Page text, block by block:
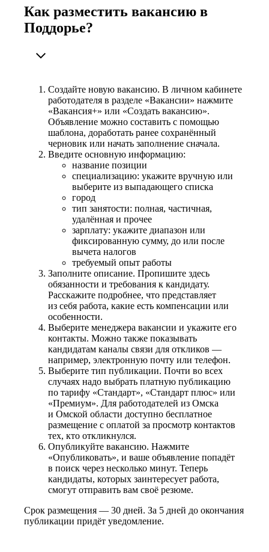
Как разместить вакансию в
Поддорье?
Создайте новую вакансию. В личном кабинете
работодателя в разделе «Вакансии» нажмите
«Вакансия+» или «Создать вакансию».
Объявление можно составить с помощью
шаблона, доработать ранее сохранённый
черновик или начать заполнение сначала.
Введите основную информацию:
название позиции
специализацию: укажите вручную или
выберите из выпадающего списка
город
тип занятости: полная, частичная,
удалённая и прочее
зарплату: укажите диапазон или
фиксированную сумму, до или после
вычета налогов
требуемый опыт работы
Заполните описание. Пропишите здесь
обязанности и требования к кандидату.
Расскажите подробнее, что представляет
из себя работа, какие есть компенсации или
особенности.
Выберите менеджера вакансии и укажите его
контакты. Можно также показывать
кандидатам каналы связи для откликов —
например, электронную почту или телефон.
Выберите тип публикации. Почти во всех
случаях надо выбрать платную публикацию
по тарифу «Стандарт», «Стандарт плюс» или
«Премиум». Для работодателей из Омска
и Омской области доступно бесплатное
размещение с оплатой за просмотр контактов
тех, кто откликнулся.
Опубликуйте вакансию. Нажмите
«Опубликовать», и ваше объявление попадёт
в поиск через несколько минут. Теперь
кандидаты, которых заинтересует работа,
смогут отправить вам своё резюме.
Срок размещения — 30 дней. За 5 дней до окончания
публикации придёт уведомление.